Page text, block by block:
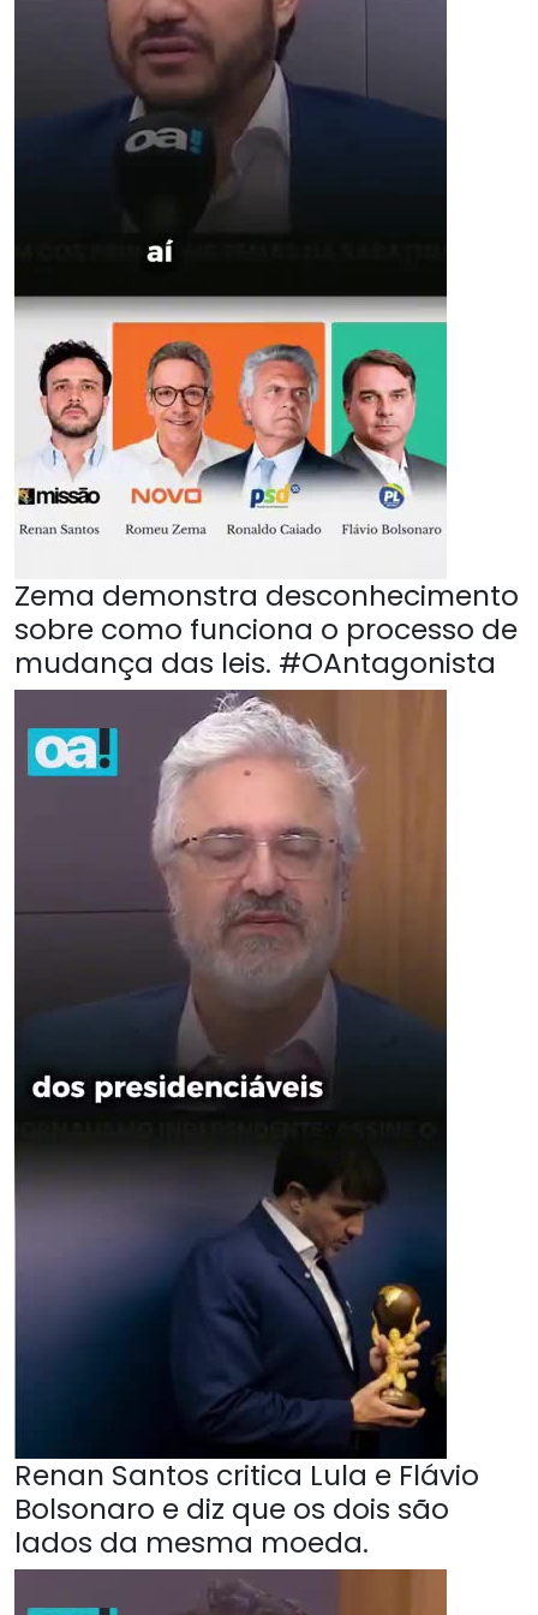
Zema demonstra desconhecimento
sobre como funciona o processo de
mudança das leis. #OAntagonista
Renan Santos critica Lula e Flávio
Bolsonaro e diz que os dois são
lados da mesma moeda.